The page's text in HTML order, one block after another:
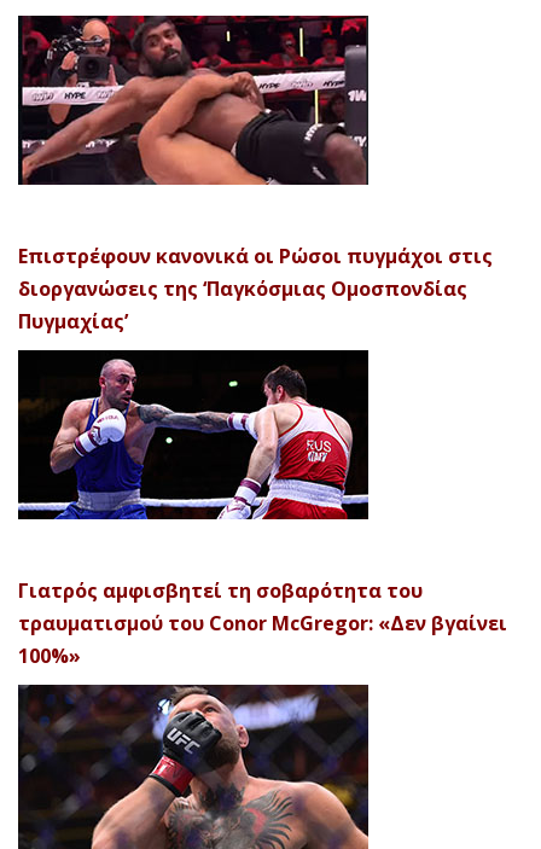
Επιστρέφουν κανονικά οι Ρώσοι πυγμάχοι στις
διοργανώσεις της ‘Παγκόσμιας Ομοσπονδίας
Πυγμαχίας’
Γιατρός αμφισβητεί τη σοβαρότητα του
τραυματισμού του Conor McGregor: «Δεν βγαίνει
100%»